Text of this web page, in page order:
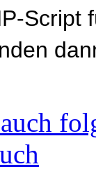
Script